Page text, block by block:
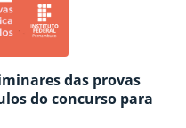
das provas
do concurso para